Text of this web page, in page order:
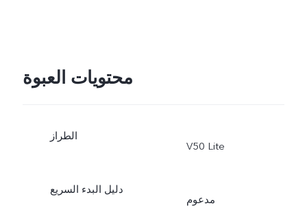
محتويات العبوة
الطراز
V50 Lite
دليل البدء السريع
مدعوم